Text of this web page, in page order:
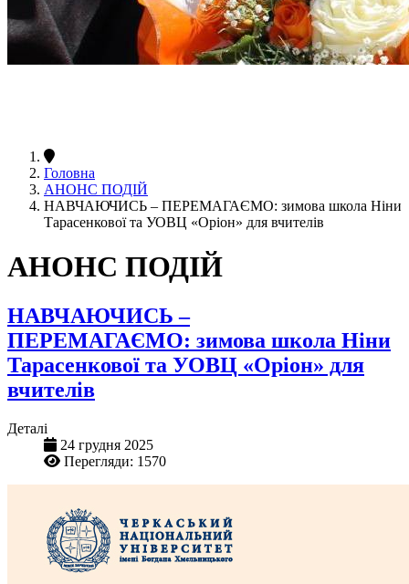
Головна
АНОНС ПОДІЙ
НАВЧАЮЧИСЬ – ПЕРЕМАГАЄМО: зимова школа Ніни
Тарасенкової та УОВЦ «Оріон» для вчителів
АНОНС ПОДІЙ
НАВЧАЮЧИСЬ –
ПЕРЕМАГАЄМО: зимова школа Ніни
Тарасенкової та УОВЦ «Оріон» для
вчителів
Деталі
24 грудня 2025
Перегляди: 1570